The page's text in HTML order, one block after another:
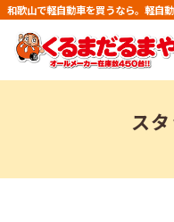
和歌山で軽自動車を買うなら。軽自
ス